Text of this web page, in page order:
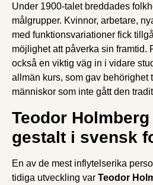
Under 1900-talet breddades
målgrupper. Kvinnor, arbetare,
med funktionsvariationer fick
möjlighet att påverka sin framtid.
också en viktig väg in i vidare
allmän kurs, som gav behörighet
människor som inte gått den
Teodor
gestalt i svensk
En av de mest inflytelserika
tidiga utveckling var Teodor